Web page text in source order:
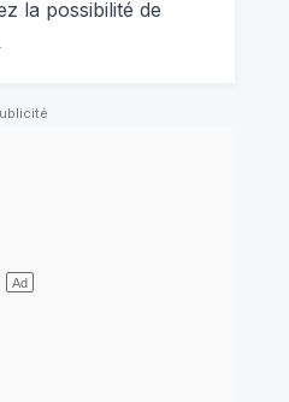
la possibilité de